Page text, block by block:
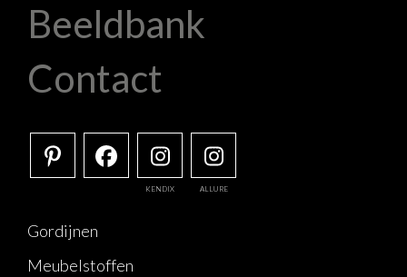
Beeldbank
Contact
KENDIX ALLURE
Gordijnen
Meubelstoffen